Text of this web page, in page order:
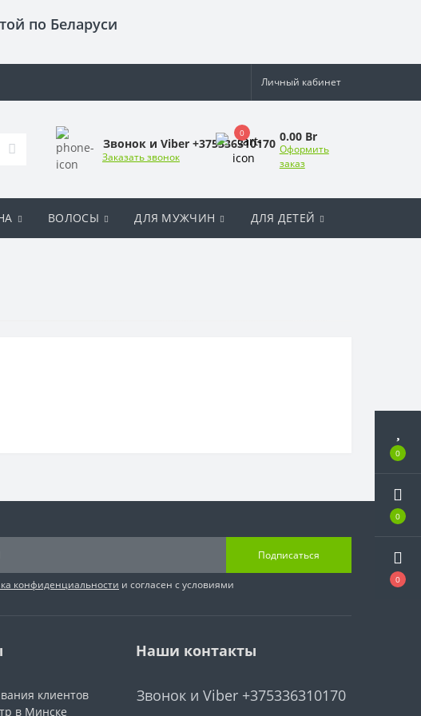
0
0
0
по Беларуси
Личный кабинет
Звонок и Viber +375336310170
Заказать звонок
0 0.00 Br
Оформить
заказ
ВОЛОСЫ ДЛЯ МУЖЧИН ДЛЯ ДЕТЕЙ
Подписаться
конфиденциальности и согласен с условиями
клиентов
в Минске
Наши контакты
Звонок и Viber +375336310170